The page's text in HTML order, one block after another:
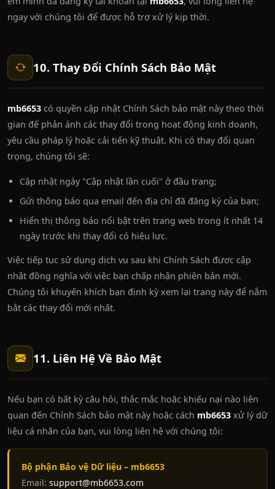
ngay với chúng tôi để được hỗ trợ xử lý kịp thời.
10. Thay Đổi Chính Sách Bảo Mật
mb6653 có quyền cập nhật Chính Sách bảo mật này theo thời
gian để phản ánh các thay đổi trong hoạt động kinh doanh,
yêu cầu pháp lý hoặc cải tiến kỹ thuật. Khi có thay đổi quan
trọng, chúng tôi sẽ:
Cập nhật ngày "Cập nhật lần cuối" ở đầu trang;
Gửi thông báo qua email đến địa chỉ đã đăng ký của bạn;
Hiển thị thông báo nổi bật trên trang web trong ít nhất 14
ngày trước khi thay đổi có hiệu lực.
Việc tiếp tục sử dụng dịch vụ sau khi Chính Sách được cập
nhật đồng nghĩa với việc bạn chấp nhận phiên bản mới.
Chúng tôi khuyến khích bạn định kỳ xem lại trang này để nắm
bắt các thay đổi mới nhất.
11. Liên Hệ Về Bảo Mật
Nếu bạn có bất kỳ câu hỏi, thắc mắc hoặc khiếu nại nào liên
quan đến Chính Sách bảo mật này hoặc cách mb6653 xử lý dữ
liệu cá nhân của bạn, vui lòng liên hệ với chúng tôi:
Bộ phận Bảo vệ Dữ liệu – mb6653
Email: support@mb6653.com